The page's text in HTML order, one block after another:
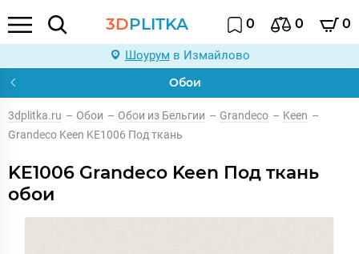
3DPLITKA 0 0 0
Шоурум в Измайлово
Обои
3dplitka.ru – Обои – Обои из Бельгии – Grandeco – Keen –
Grandeco Keen KE1006 Под ткань
KE1006 Grandeco Keen Под ткань
обои